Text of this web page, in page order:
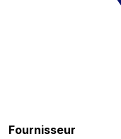
Fournisseur